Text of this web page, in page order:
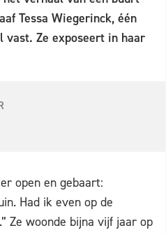
Tessa Wiegerinck, één
vast. Ze exposeert in haar
open en gebaart:
Had ik even op de
Ze woonde bijna vijf jaar op